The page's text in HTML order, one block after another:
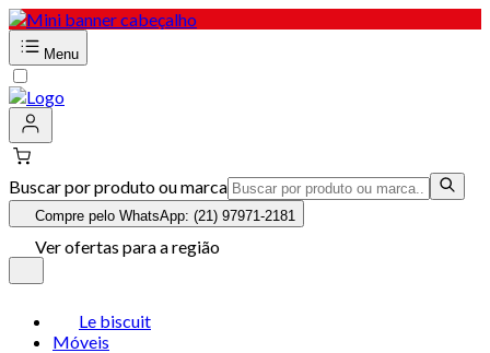
Menu
Buscar por produto ou marca
Compre pelo WhatsApp: (21) 97971-2181
Ver ofertas para a região
Le biscuit
Móveis